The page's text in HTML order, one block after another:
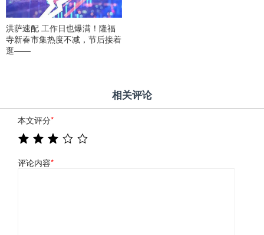
洪萨速配 工作日也爆满！隆福
寺新春市集热度不减，节后接着
逛——
相关评论
本文评分*
评论内容*